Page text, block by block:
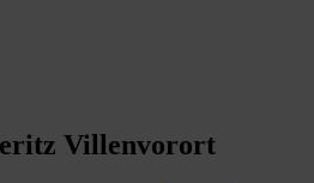
Villenvorort